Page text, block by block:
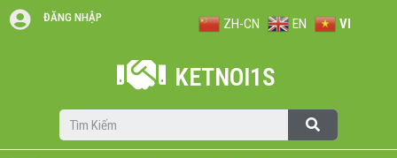
ĐĂNG NHẬP ZH-CN EN VI
KETNOI1S